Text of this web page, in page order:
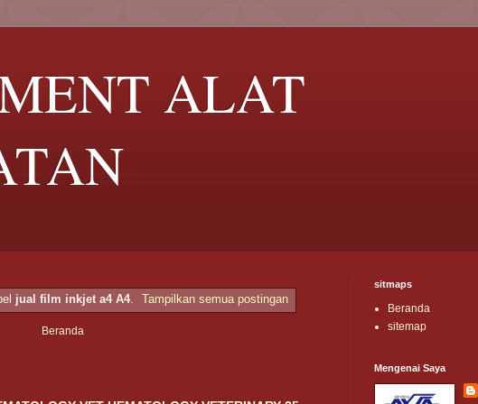
ALAT
jual film inkjet a4 A4. Tampilkan semua postingan
Beranda
sitmaps
Beranda
sitemap
Mengenai Saya